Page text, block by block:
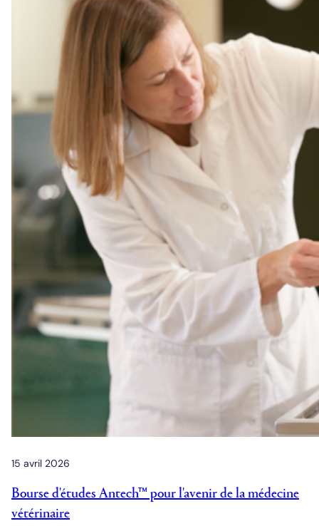
15 avril 2026
Bourse d'études Antech™ pour l'avenir de la médecine
vétérinaire